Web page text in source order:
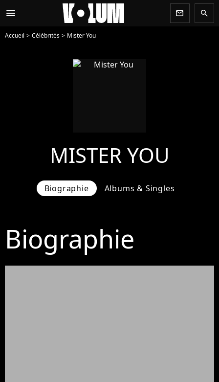
menu newsletter search
Accueil Célébrités Mister You
MISTER YOU
Biographie Albums & Singles
Biographie